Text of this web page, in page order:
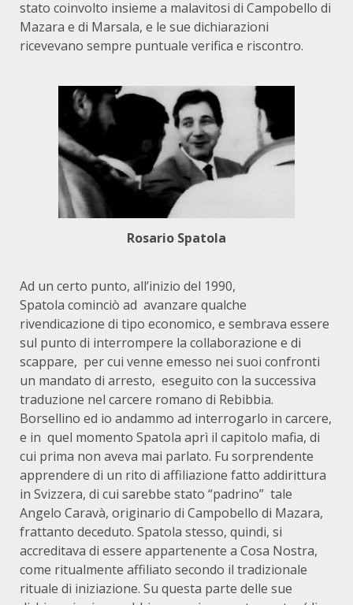
stato coinvolto insieme a malavitosi di Campobello di
Mazara e di Marsala, e le sue dichiarazioni
ricevevano sempre puntuale verifica e riscontro.
Rosario Spatola
Ad un certo punto, all’inizio del 1990,
Spatola cominciò ad avanzare qualche
rivendicazione di tipo economico, e sembrava essere
sul punto di interrompere la collaborazione e di
scappare, per cui venne emesso nei suoi confronti
un mandato di arresto, eseguito con la successiva
traduzione nel carcere romano di Rebibbia.
Borsellino ed io andammo ad interrogarlo in carcere,
e in quel momento Spatola aprì il capitolo mafia, di
cui prima non aveva mai parlato. Fu sorprendente
apprendere di un rito di affiliazione fatto addirittura
in Svizzera, di cui sarebbe stato “padrino” tale
Angelo Caravà, originario di Campobello di Mazara,
frattanto deceduto. Spatola stesso, quindi, si
accreditava di essere appartenente a Cosa Nostra,
come ritualmente affiliato secondo il tradizionale
rituale di iniziazione. Su questa parte delle sue